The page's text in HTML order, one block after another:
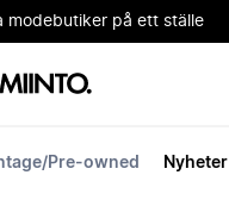
modebutiker på ett ställe
Pre-owned Nyheter